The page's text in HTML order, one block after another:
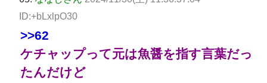
ID:+bLxlpO30
>>62
ケチャップって元は魚醤を指す言葉だっ
たんだけど